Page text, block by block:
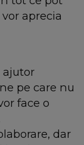
aprecia
ajutor
pe care nu
face o
dar